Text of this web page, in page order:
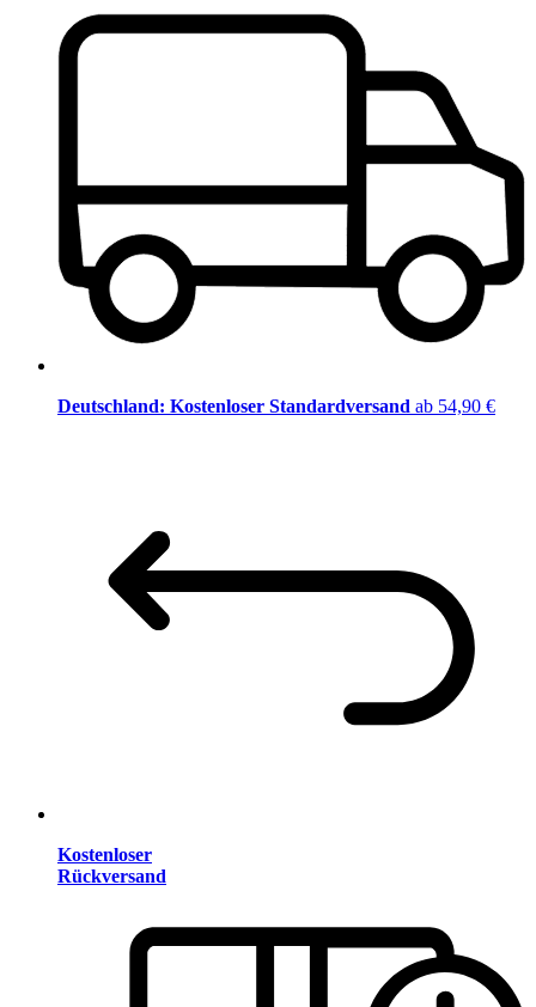
Deutschland: Kostenloser Standardversand ab 54,90 €
Kostenloser
Rückversand